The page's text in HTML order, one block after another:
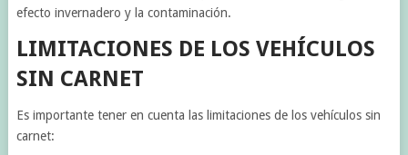
efecto invernadero y la contaminación.
LIMITACIONES DE LOS VEHÍCULOS
SIN CARNET
Es importante tener en cuenta las limitaciones de los vehículos sin
carnet: